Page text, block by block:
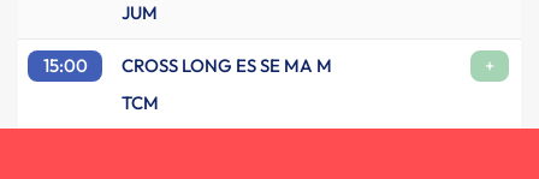
JUM
15:00 CROSS LONG ES SE MA M
+
TCM